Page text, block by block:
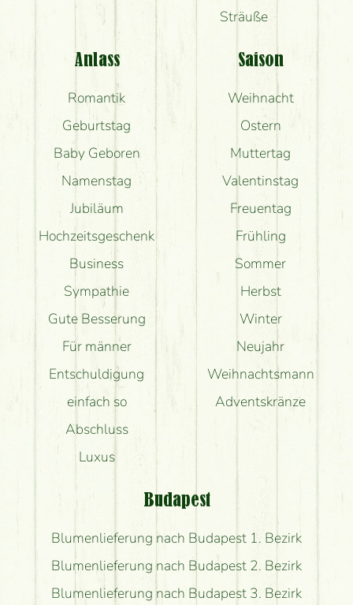
Sträuße
Anlass
Romantik
Geburtstag
Baby Geboren
Namenstag
Jubiläum
Hochzeitsgeschenk
Business
Sympathie
Gute Besserung
Für männer
Entschuldigung
einfach so
Abschluss
Luxus
Saison
Weihnacht
Ostern
Muttertag
Valentinstag
Freuentag
Frühling
Sommer
Herbst
Winter
Neujahr
Weihnachtsmann
Adventskränze
Budapest
Blumenlieferung nach Budapest 1. Bezirk
Blumenlieferung nach Budapest 2. Bezirk
Blumenlieferung nach Budapest 3. Bezirk